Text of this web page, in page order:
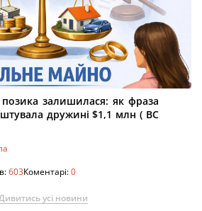
залишилася: як фраза
дружині $1,1 млн ( ВС
603Коментарі:0
усі новини